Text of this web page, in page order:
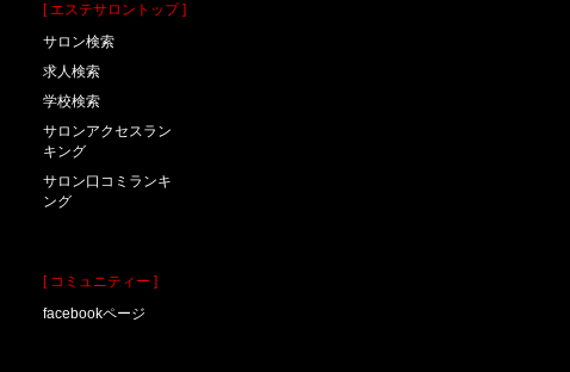
[ エステサロントップ ]
サロン検索
求人検索
学校検索
サロンアクセスラン
キング
サロン口コミランキ
ング
[ コミュニティー ]
facebookページ